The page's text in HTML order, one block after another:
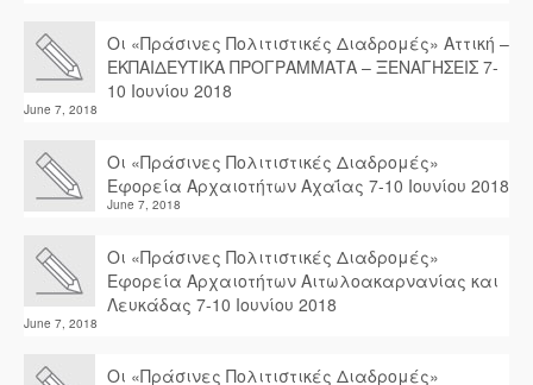
Οι «Πράσινες Πολιτιστικές Διαδρομές» Αττική –
ΕΚΠΑΙΔΕΥΤΙΚΑ ΠΡΟΓΡΑΜΜΑΤΑ – ΞΕΝΑΓΗΣΕΙΣ 7-
10 Ιουνίου 2018
June 7, 2018
Οι «Πράσινες Πολιτιστικές Διαδρομές»
Εφορεία Αρχαιοτήτων Αχαΐας 7-10 Ιουνίου 2018
June 7, 2018
Οι «Πράσινες Πολιτιστικές Διαδρομές»
Εφορεία Αρχαιοτήτων Αιτωλοακαρνανίας και
Λευκάδας 7-10 Ιουνίου 2018
June 7, 2018
Οι «Πράσινες Πολιτιστικές Διαδρομές»